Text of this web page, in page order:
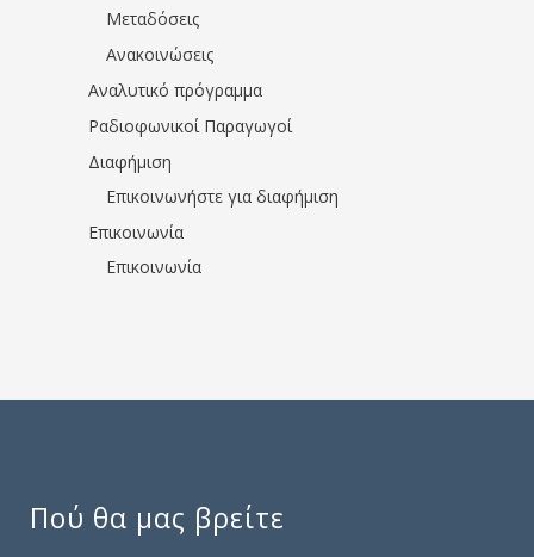
Μεταδόσεις
Ανακοινώσεις
Αναλυτικό πρόγραμμα
Ραδιοφωνικοί Παραγωγοί
Διαφήμιση
Επικοινωνήστε για διαφήμιση
Επικοινωνία
Επικοινωνία
Πού θα μας βρείτε